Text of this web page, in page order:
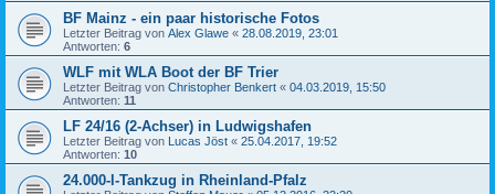
BF Mainz - ein paar historische Fotos
Letzter Beitrag von Alex Glawe « 28.08.2019, 23:01
Antworten: 6
WLF mit WLA Boot der BF Trier
Letzter Beitrag von Christopher Benkert « 04.03.2019, 15:50
Antworten: 11
LF 24/16 (2-Achser) in Ludwigshafen
Letzter Beitrag von Lucas Jöst « 25.04.2017, 19:52
Antworten: 10
24.000-l-Tankzug in Rheinland-Pfalz